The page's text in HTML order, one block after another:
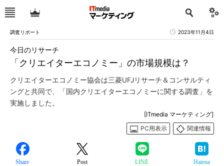
調査リポート 2023年11月4日
「クリエイターエコノミー」の市場規模は？
今日のリサーチ
クリエイターエコノミー協会は三菱UFJリサーチ＆コンサルティ
ングと共同で、「国内クリエイターエコノミーに関する調査」を
実施しました。
[ITmedia マーケティング]
PC用表示
関連情報
Share Post LINE Hatena